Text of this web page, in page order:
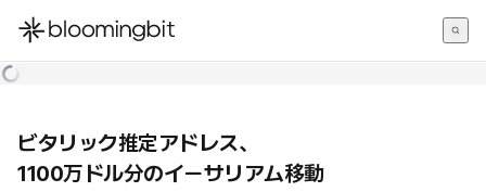
한국어
ビタリック推定アドレス、
1100万ドル分のイーサリアム移動